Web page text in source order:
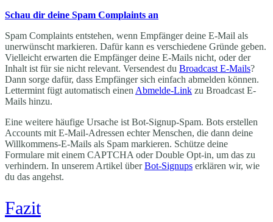
Schau dir deine Spam Complaints an
Spam Complaints entstehen, wenn Empfänger deine E-Mail als
unerwünscht markieren. Dafür kann es verschiedene Gründe geben.
Vielleicht erwarten die Empfänger deine E-Mails nicht, oder der
Inhalt ist für sie nicht relevant. Versendest du Broadcast E-Mails?
Dann sorge dafür, dass Empfänger sich einfach abmelden können.
Lettermint fügt automatisch einen Abmelde-Link zu Broadcast E-
Mails hinzu.
Eine weitere häufige Ursache ist Bot-Signup-Spam. Bots erstellen
Accounts mit E-Mail-Adressen echter Menschen, die dann deine
Willkommens-E-Mails als Spam markieren. Schütze deine
Formulare mit einem CAPTCHA oder Double Opt-in, um das zu
verhindern. In unserem Artikel überBot-Signups erklären wir, wie
du das angehst.
Fazit